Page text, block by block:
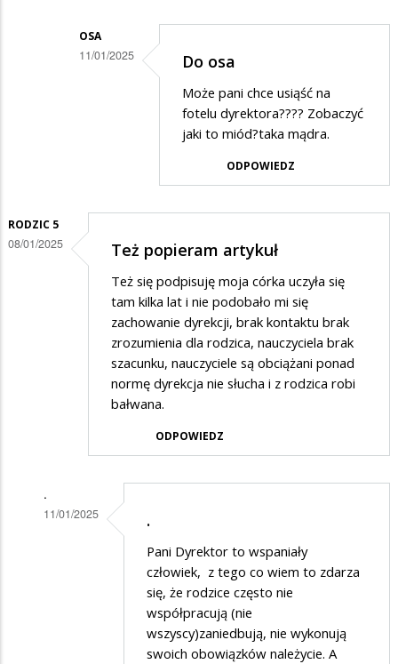
Pytanie
OSA
11/01/2025
odpowiedzi
na
Dokładnie
powinni
zrobić…
Do osa
Może pani chce usiąść na
fotelu dyrektora???? Zobaczyć
jaki to miód?taka mądra.
ODPOWIEDZ
RODZIC 5
08/01/2025 Też popieram artykuł
Też się podpisuję moja córka uczyła się
tam kilka lat i nie podobało mi się
zachowanie dyrekcji, brak kontaktu brak
zrozumienia dla rodzica, nauczyciela brak
szacunku, nauczyciele są obciążani ponad
normę dyrekcja nie słucha i z rodzica robi
bałwana.
ODPOWIEDZ
.
11/01/2025 .
Pani Dyrektor to wspaniały
człowiek, z tego co wiem to zdarza
się, że rodzice często nie
współpracują (nie
wszyscy)zaniedbują, nie wykonują
swoich obowiązków należycie. A